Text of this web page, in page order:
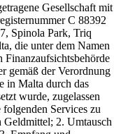
Gesellschaft mit
C 88392
Spinola Park, Triq
die unter dem Namen
Finanzaufsichtsbehörde
gemäß der Verordnung
in Malta durch das
wurde, zugelassen
Services zu
2. Umtausch